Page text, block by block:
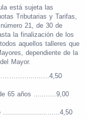
está sujeta las
Tributarias y Tarifas,
21, de 30 de
la finalización de los
aquellos talleres que
dependiente de la
Mayor.
65 años .......….9,00
......................…...4,50